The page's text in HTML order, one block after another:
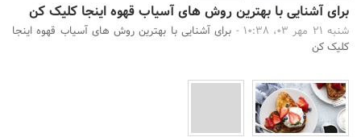
برای آشنایی با بهترین روش های آسیاب قهوه اینجا کلیک کن
شنبه 21 مهر 03، 10:38 -
برای آشنایی با بهترین روش های آسیاب قهوه اینجا
کلیک کن